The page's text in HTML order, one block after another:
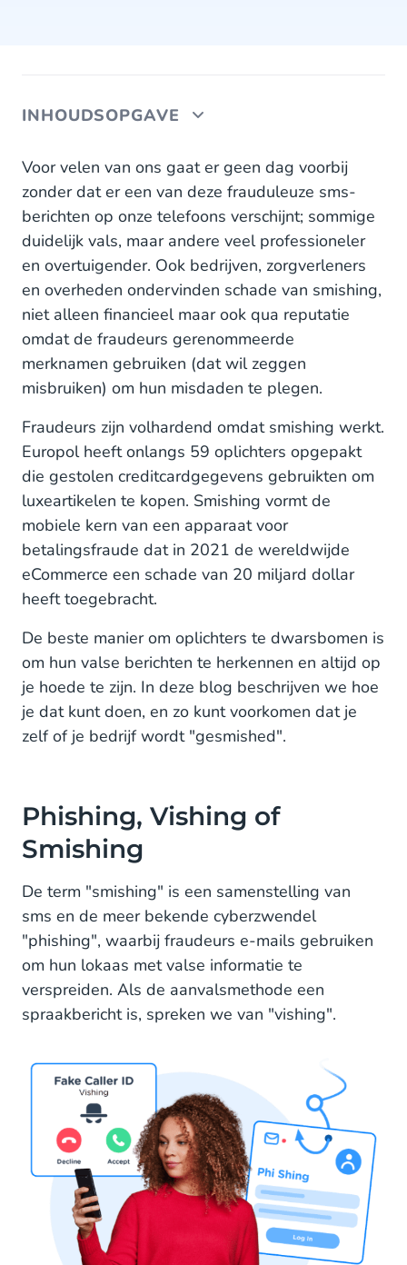
INHOUDSOPGAVE
Phishing, Vishing of Smishing
Wat zijn de meest voorkomende voorbeelden van
smishing?
Hoe kun je smishing voorkomen
Voor velen van ons gaat er geen dag voorbij
zonder dat er een van deze frauduleuze sms-
berichten op onze telefoons verschijnt; sommige
duidelijk vals, maar andere veel professioneler
en overtuigender. Ook bedrijven, zorgverleners
en overheden ondervinden schade van smishing,
niet alleen financieel maar ook qua reputatie
omdat de fraudeurs gerenommeerde
merknamen gebruiken (dat wil zeggen
misbruiken) om hun misdaden te plegen.
Fraudeurs zijn volhardend omdat smishing werkt.
Europol heeft onlangs 59 oplichters opgepakt
die gestolen creditcardgegevens gebruikten om
luxeartikelen te kopen. Smishing vormt de
mobiele kern van een apparaat voor
betalingsfraude dat in 2021 de wereldwijde
eCommerce een schade van 20 miljard dollar
heeft toegebracht.
De beste manier om oplichters te dwarsbomen is
om hun valse berichten te herkennen en altijd op
je hoede te zijn. In deze blog beschrijven we hoe
je dat kunt doen, en zo kunt voorkomen dat je
zelf of je bedrijf wordt "gesmished".
Phishing, Vishing of
Smishing
De term "smishing" is een samenstelling van
sms en de meer bekende cyberzwendel
"phishing", waarbij fraudeurs e-mails gebruiken
om hun lokaas met valse informatie te
verspreiden. Als de aanvalsmethode een
spraakbericht is, spreken we van "vishing".